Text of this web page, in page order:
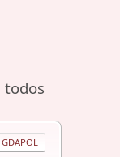
todos